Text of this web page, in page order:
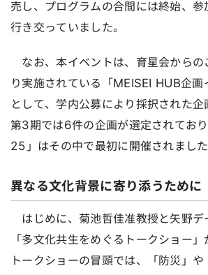
売し、プログラムの合間には終始、
行き交っていました。
なお、本イベントは、育星会から
り実施されている「MEISEI HUB企画
として、学内公募により採択された企
第3期では6件の企画が選定されてお
25」はその中で最初に開催されました
異なる文化背景に寄り添うために
はじめに、菊池哲佳准教授と矢野デ
「多文化共生をめぐるトークショー」
トークショーの冒頭では、「防災」